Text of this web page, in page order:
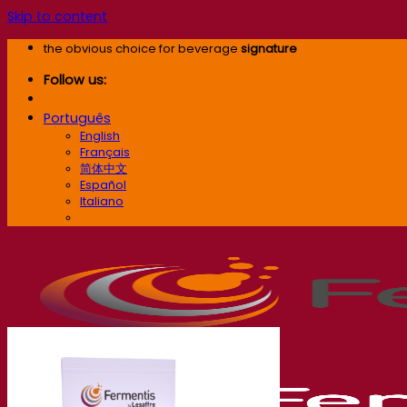
Skip to content
the obvious choice for beverage signature
Follow us:
Português
English
Français
简体中文
Español
Italiano